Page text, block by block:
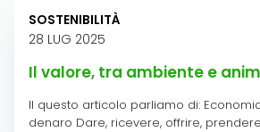
SOSTENIBILITÀ
28 LUG 2025
Il valore, tra ambiente e
Il questo articolo parliamo di:
denaro Dare, ricevere, offrire,